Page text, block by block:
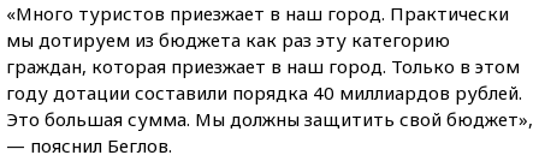
«Много туристов приезжает в наш город. Практически
мы дотируем из бюджета как раз эту категорию
граждан, которая приезжает в наш город. Только в этом
году дотации составили порядка 40 миллиардов рублей.
Это большая сумма. Мы должны защитить свой бюджет»,
— пояснил Беглов.